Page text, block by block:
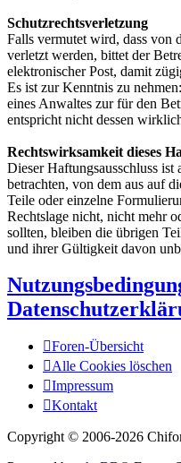
Schutzrechtsverletzung
Falls vermutet wird, dass von
verletzt werden, bittet der
elektronischer Post, damit
Es ist zur Kenntnis zu
eines Anwaltes zur für den
entspricht nicht dessen
Rechtswirksamkeit dieses
Dieser Haftungsausschluss ist
betrachten, von dem aus auf
Teile oder einzelne
Rechtslage nicht, nicht mehr
sollten, bleiben die übrigen
und ihrer Gültigkeit davon
Foren-Übersicht
Alle Cookies löschen
Impressum
Kontakt
Copyright © 2006-2026